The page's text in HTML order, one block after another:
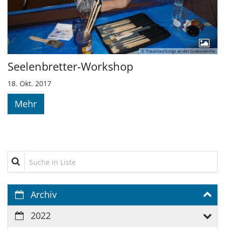
© Trauerseelsorge an der Grabeskirche
Seelenbretter-Workshop
18. Okt. 2017
Mehr
Suche in Liste
Archiv
2022